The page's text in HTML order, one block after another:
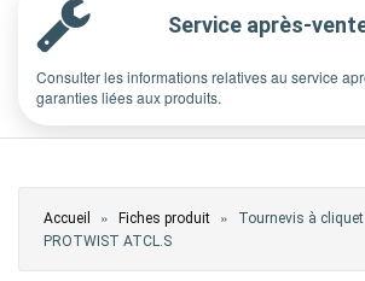
Service après-
Consulter les informations relatives au service
garanties liées aux produits.
Vous êtes ici
Accueil » Fiches produit » Tournevis à cliquet
PROTWIST ATCL.S